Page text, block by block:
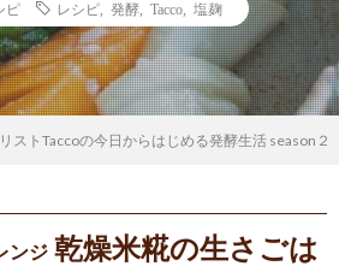
ピ レシピ 発酵 Tacco 塩麹
ストTaccoの今日からはじめる発酵生活 season２
ンジ 乾燥米糀の生さごは